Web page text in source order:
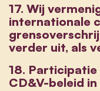
17. Wij
internationale
verder uit, als
18. Participatie
CD&V-beleid